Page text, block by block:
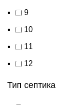
9
10
11
12
Тип септика